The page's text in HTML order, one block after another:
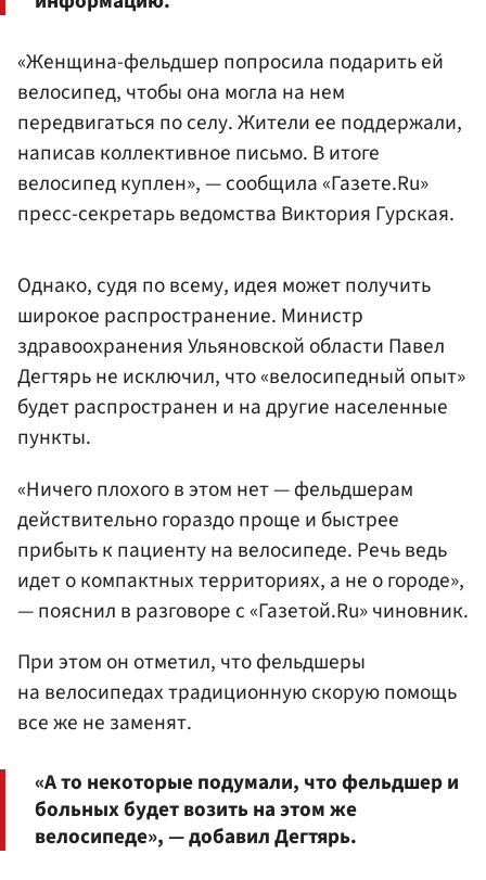
«Женщина-фельдшер попросила подарить ей
велосипед, чтобы она могла на нем
передвигаться по селу. Жители ее поддержали,
написав коллективное письмо. В итоге
велосипед куплен», — сообщила «Газете.Ru»
пресс-секретарь ведомства Виктория Гурская.
Однако, судя по всему, идея может получить
широкое распространение. Министр
здравоохранения Ульяновской области Павел
Дегтярь не исключил, что «велосипедный опыт»
будет распространен и на другие населенные
пункты.
«Ничего плохого в этом нет — фельдшерам
действительно гораздо проще и быстрее
прибыть к пациенту на велосипеде. Речь ведь
идет о компактных территориях, а не о городе»,
— пояснил в разговоре с «Газетой.Ru» чиновник.
При этом он отметил, что фельдшеры
на велосипедах традиционную скорую помощь
все же не заменят.
«А то некоторые подумали, что фельдшер и
больных будет возить на этом же
велосипеде», — добавил Дегтярь.